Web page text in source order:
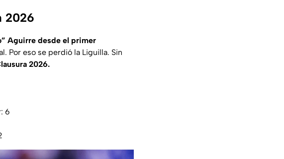
2026
Aguirre desde el primer
Por eso se perdió la Liguilla. Sin
2026.
6